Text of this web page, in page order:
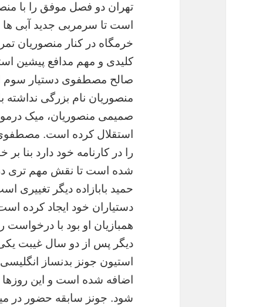
تهران دو فصل موفق را با
است تا سرمربی جدید آبی ها
خرمگاه در کنار منصوریان
کلیدی و مهم مدافع پیشین
صالح مصطفوی دستیار سوم
منصوریان نام بزرگی
صمیمی منصوریان، میک درموت
استقلال کرده است. مصطفوی
را در کارنامه خود دارد بنا
شده است تا نقش مهم تری
حمید بابازاده دیگر تغییری
دستیاران خود ایجاد کرده
همبازیان او بود با درخواست
دیگر پس از دو سال غیبت
استیون جونز بدنساز
اضافه شده است و این
شود. جونز سابقه حضور در